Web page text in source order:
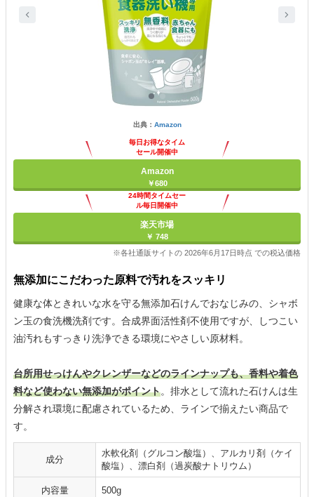
出典： Amazon
毎日お得なタイム
セール開催中
Amazon
￥680
24時間タイムセー
ル毎日開催中
楽天市場
￥ 748
※各社通販サイトの 2026年6月17日時点 での税込価格
無添加にこだわった原料で汚れをスッキリ
健康な体ときれいな水を守る無添加石けんでおなじみの、シャボ
ン玉の食洗機洗剤です。合成界面活性剤不使用ですが、しつこい
油汚れもすっきり洗浄できる環境にやさしい原材料。
台所用せっけんやクレンザーなどのラインナップも、香料や着色
料など使わない無添加がポイント。排水として流れた石けんは生
分解され環境に配慮されているため、ラインで揃えたい商品で
す。
成分
水軟化剤（グルコン酸塩）、アルカリ剤（ケイ
酸塩）、漂白剤（過炭酸ナトリウム）
内容量 500g